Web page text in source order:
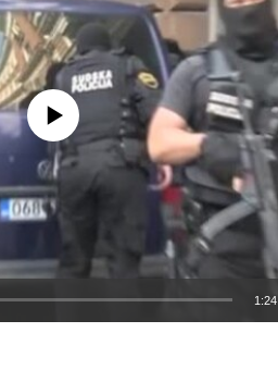
currently available
1:24